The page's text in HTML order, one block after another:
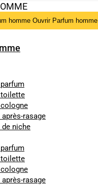
homme Ouvrir Parfum homme
toilette
rasage
de niche
toilette
rasage